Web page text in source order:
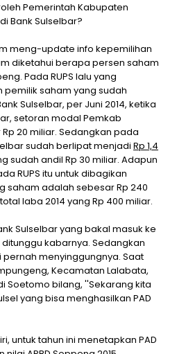
Pemerintah Kabupaten
Bank Sulselbar?
meng-update info kepemilihan
diketahui berapa persen saham
Pada RUPS lalu yang
saham yang sudah
Sulselbar, per Juni 2014, ketika
setoran modal Pemkab
20 miliar. Sedangkan pada
sudah berlipat menjadi Rp 1,4
sudah andil Rp 30 miliar. Adapun
RUPS itu untuk dibagikan
saham adalah sebesar Rp 240
laba 2014 yang Rp 400 miliar.
Sulselbar yang bakal masuk ke
kabarnya. Sedangkan
pernah menyinggungnya. Saat
Kecamatan Lalabata,
Soetomo bilang, ''Sekarang kita
yang bisa menghasilkan PAD
untuk tahun ini menetapkan PAD